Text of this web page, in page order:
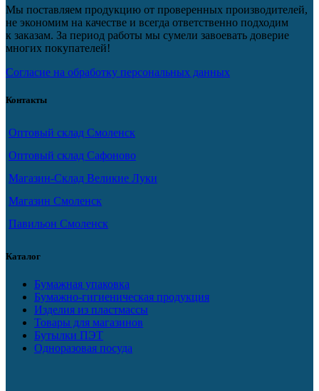
Мы поставляем продукцию от проверенных производителей,
не экономим на качестве и всегда ответственно подходим
к заказам. За период работы мы сумели завоевать доверие
многих покупателей!
Согласие на обработку персональных данных
Контакты
Оптовый склад Смоленск
Оптовый склад Сафоново
Магазин-Склад Великие Луки
Магазин Смоленск
Павильон Смоленск
Каталог
Бумажная упаковка
Бумажно-гигиеническая продукция
Изделия из пластмассы
Товары для магазинов
Бутылки ПЭТ
Одноразовая посуда